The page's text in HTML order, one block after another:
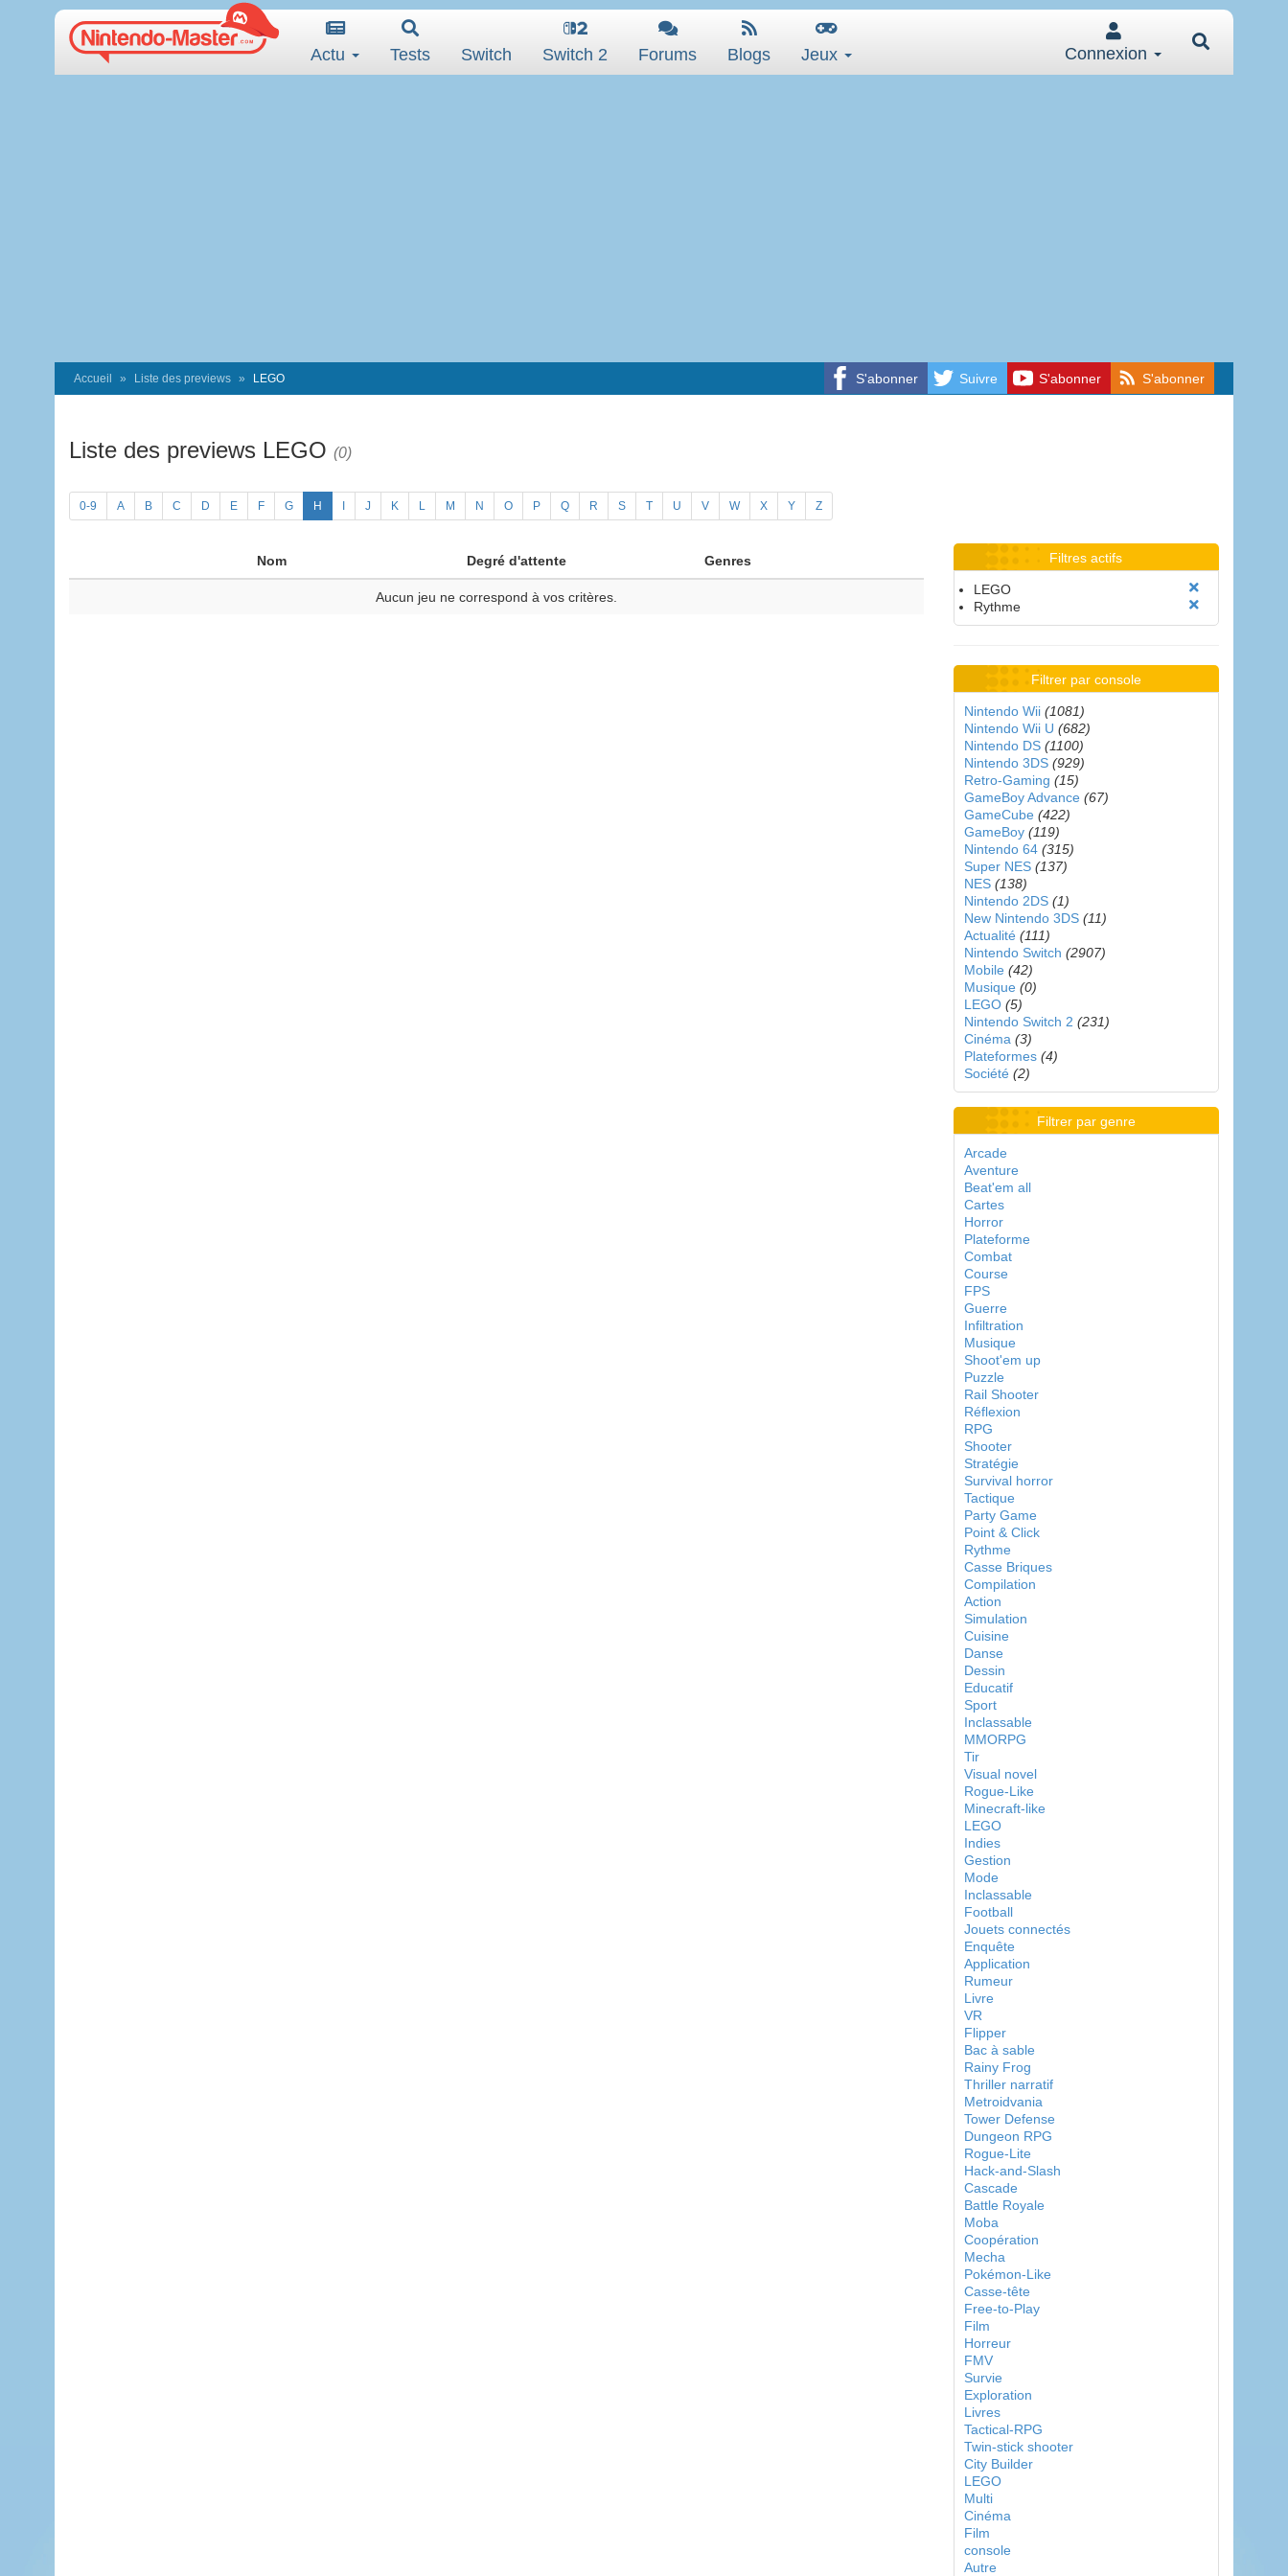
Actu Tests Switch Switch 2 Forums Blogs Jeux Connexion
S'abonner Suivre S'abonner S'abonner
Accueil Liste des previews LEGO
Liste des previews LEGO (0)
0-9 A B C D E F G H J K L M N O P Q R S T U V W X Y Z
Nom Degré d'attente Genres
Aucun jeu ne correspond à vos critères.
Filtres actifs
LEGO
Rythme
Filtrer par console
Nintendo Wii (1081)
Nintendo Wii U (682)
Nintendo DS (1100)
Nintendo 3DS (929)
Retro-Gaming (15)
GameBoy Advance (67)
GameCube (422)
GameBoy (119)
Nintendo 64 (315)
Super NES (137)
NES (138)
Nintendo 2DS (1)
New Nintendo 3DS (11)
Actualité (111)
Nintendo Switch (2907)
Mobile (42)
Musique (0)
LEGO (5)
Nintendo Switch 2 (231)
Cinéma (3)
Plateformes (4)
Société (2)
Filtrer par genre
Arcade
Aventure
Beat'em all
Cartes
Horror
Plateforme
Combat
Course
FPS
Guerre
Infiltration
Musique
Shoot'em up
Puzzle
Rail Shooter
Réflexion
RPG
Shooter
Stratégie
Survival horror
Tactique
Party Game
Point & Click
Rythme
Casse Briques
Compilation
Action
Simulation
Cuisine
Danse
Dessin
Educatif
Sport
Inclassable
MMORPG
Tir
Visual novel
Rogue-Like
Minecraft-like
LEGO
Indies
Gestion
Mode
Inclassable
Football
Jouets connectés
Enquête
Application
Rumeur
Livre
VR
Flipper
Bac à sable
Rainy Frog
Thriller narratif
Metroidvania
Tower Defense
Dungeon RPG
Rogue-Lite
Hack-and-Slash
Cascade
Battle Royale
Moba
Coopération
Mecha
Pokémon-Like
Casse-tête
Free-to-Play
Film
Horreur
FMV
Survie
Exploration
Livres
Tactical-RPG
Twin-stick shooter
City Builder
LEGO
Multi
Cinéma
Film
console
Autre